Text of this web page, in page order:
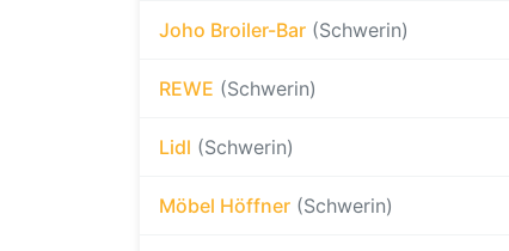
Joho Broiler-Bar (Schwerin)
REWE (Schwerin)
Lidl (Schwerin)
Möbel Höffner (Schwerin)